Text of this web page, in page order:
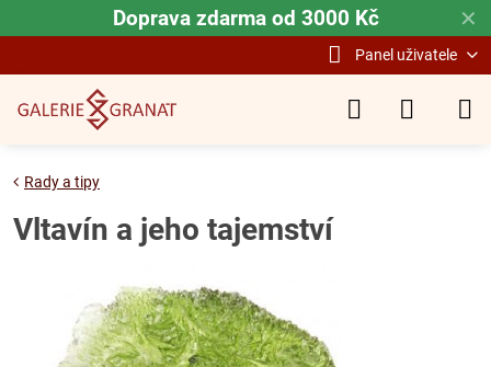
✕
Doprava zdarma od 3000 Kč
Panel uživatele
Rady a tipy
Vltavín a jeho tajemství